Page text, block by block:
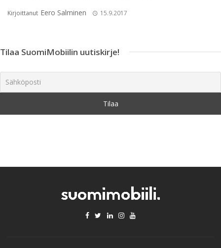
Kirjoittanut Eero Salminen 15.9.2017
Tilaa SuomiMobiilin uutiskirje!